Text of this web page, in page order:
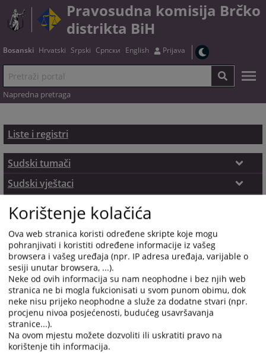
Pravosudna komisija Brčko
distrikta BiH
Bosanski Hrvatski Srpski Српски English Prijava
Napredna pretraga
Liste i registri
Sudski tumači
Sudski tumači - propisi
Lista imenovanih sudskih tumača za područje
Brčko distrikta BiH
Sudski vještaci
Sudski vještaci - propisi
Lista imenovanih sudskih vještaka za područje
Brčko distrikta BiH
Stečajni i likvidacioni upravnici
Registar testamenata i drugih nasljednopravnih
poslova
Lista reciprociteta
Korištenje kolačića
Ova web stranica koristi određene skripte koje mogu
pohranjivati i koristiti određene informacije iz vašeg
browsera i vašeg uređaja (npr. IP adresa uređaja, varijable o
sesiji unutar browsera, ...).
Neke od ovih informacija su nam neophodne i bez njih web
stranica ne bi mogla fukcionisati u svom punom obimu, dok
neke nisu prijeko neophodne a služe za dodatne stvari (npr.
procjenu nivoa posjećenosti, budućeg usavršavanja
stranice...).
Na ovom mjestu možete dozvoliti ili uskratiti pravo na
korištenje tih informacija.